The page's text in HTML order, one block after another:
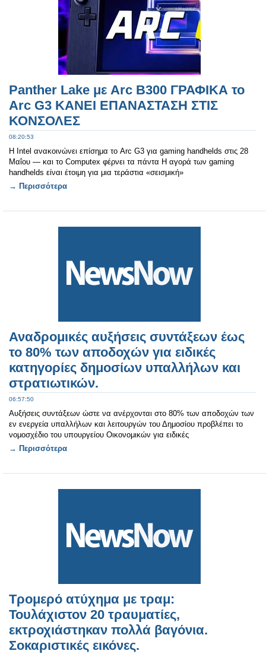
Panther Lake με Arc B300 ΓΡΑΦΙΚΑ το
Arc G3 ΚΑΝΕΙ ΕΠΑΝΑΣΤΑΣΗ ΣΤΙΣ
ΚΟΝΣΟΛΕΣ
08:20:53
Η Intel ανακοινώνει επίσημα το Arc G3 για gaming handhelds στις 28
Μαΐου — και το Computex φέρνει τα πάντα Η αγορά των gaming
handhelds είναι έτοιμη για μια τεράστια «σεισμική»
→ Περισσότερα
Αναδρομικές αυξήσεις συντάξεων έως
το 80% των αποδοχών για ειδικές
κατηγορίες δημοσίων υπαλλήλων και
στρατιωτικών.
06:57:50
Αυξήσεις συντάξεων ώστε να ανέρχονται στο 80% των αποδοχών των
εν ενεργεία υπαλλήλων και λειτουργών του Δημοσίου προβλέπει το
νομοσχέδιο του υπουργείου Οικονομικών για ειδικές
→ Περισσότερα
Τρομερό ατύχημα με τραμ:
Τουλάχιστον 20 τραυματίες,
εκτροχιάστηκαν πολλά βαγόνια.
Σοκαριστικές εικόνες.